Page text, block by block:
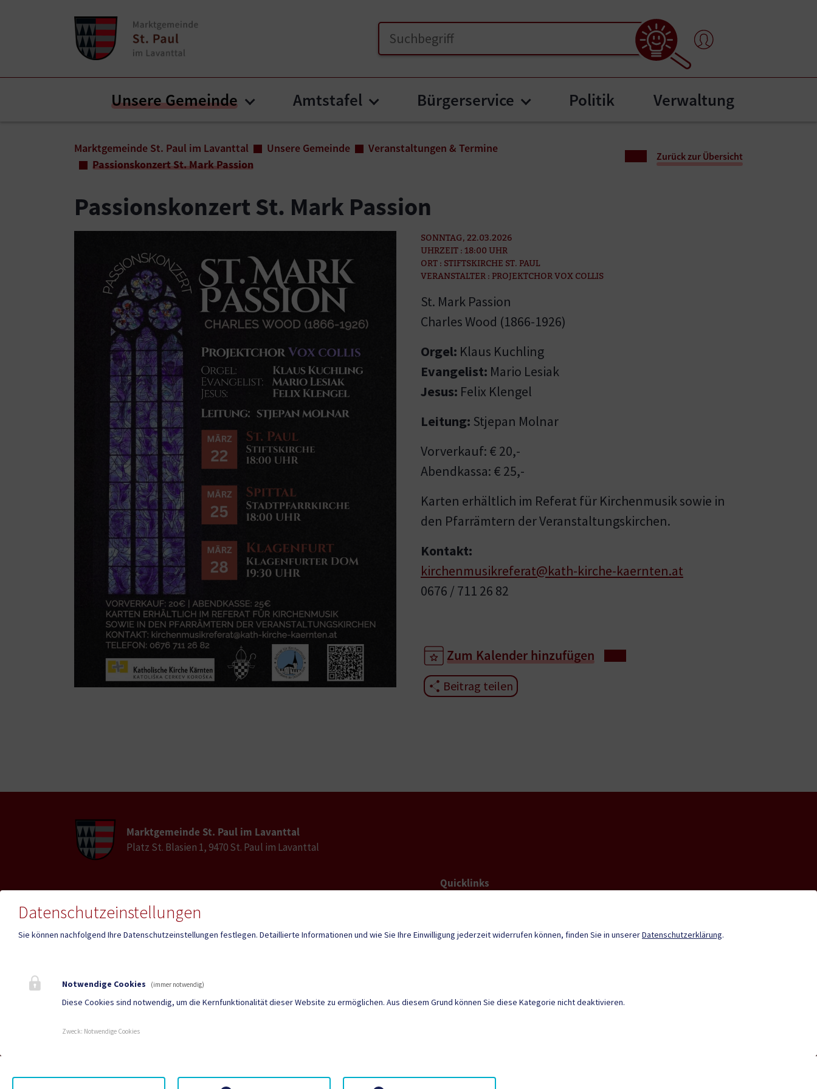
Unsere Gemeinde Submenu for "Unsere Gemeinde"
Amtstafel Submenu for "Amtstafel"
Bürgerservice Submenu for "Bürgerservice"
Politik Verwaltung
Marktgemeinde St. Paul im Lavanttal Unsere Gemeinde
Veranstaltungen & Termine
Passionskonzert St. Mark Passion
Zurück zur Übersicht
Passionskonzert St. Mark Passion
SONNTAG, 22.03.2026
UHRZEIT : 18:00 UHR
ORT : STIFTSKIRCHE ST. PAUL
VERANSTALTER : PROJEKTCHOR VOX COLLIS
St. Mark Passion
Charles Wood (1866-1926)
Orgel: Klaus Kuchling
Evangelist: Mario Lesiak
Jesus: Felix Klengel
Leitung: Stjepan Molnar
Vorverkauf: € 20,-
Abendkassa: € 25,-
Karten erhältlich im Referat für Kirchenmusik sowie in
den Pfarrämtern der Veranstaltungskirchen.
Kontakt:
kirchenmusikreferat@kath-kirche-kaernten.at
0676 / 711 26 82
Zum Kalender hinzufügen
Beitrag teilen
Marktgemeinde St. Paul im Lavanttal
Platz St. Blasien 1, 9470 St. Paul im Lavanttal
Telefon
04357 / 2017
04357 / 2017-30
Quicklinks
Duale Zustellung
Gemeindenachrichten
SITEMAP
| IMPRESSUM
Datenschutzeinstellungen
Sie können nachfolgend Ihre Datenschutzeinstellungen festlegen. Detaillierte Informationen und wie Sie Ihre Einwilligung jederzeit widerrufen können, finden Sie in unsererDatenschutzerklärung.
Notwendige Cookies (immer notwendig)
Diese Cookies sind notwendig, um die Kernfunktionalität dieser Website zu ermöglichen. Aus diesem Grund können Sie diese Kategorie nicht deaktivieren.
Zweck: Notwendige Cookies